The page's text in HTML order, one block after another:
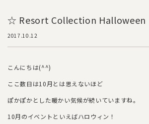
☆ Resort Collection
2017.10.12
こんにちは(^^)
ここ数日は10月とは思えないほど
ぽかぽかとした暖かい気候が続いていますね。
10月のイベントといえばハロウィン！